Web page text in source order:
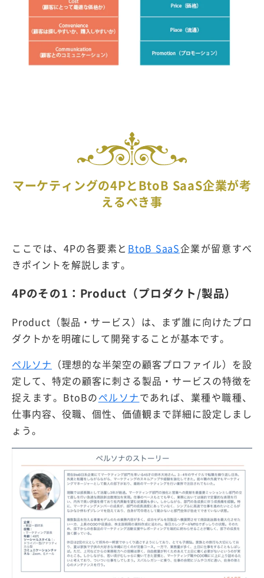
マーケティングの4PとBtoB SaaS企業が考
えるべき事
ここでは、4Pの各要素と BtoB SaaS企業が留意すべ
きポイントを解説します。
4Pのその1：Product（プロダクト/製品）
Product（製品・サービス）は、まず誰に向けたプロ
ダクトかを明確にして開発することが基本です。
ペルソナ （理想的な半架空の顧客プロファイル）を設
定して、特定の顧客に刺さる製品・サービスの特徴を
捉えます。BtoBのペルソナであれば、業種や職種、
仕事内容、役職、個性、価値観まで詳細に設定しまし
ょう。